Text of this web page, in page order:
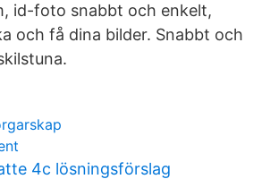
id-foto snabbt och enkelt,
och få dina bilder. Snabbt och
4c lösningsförslag